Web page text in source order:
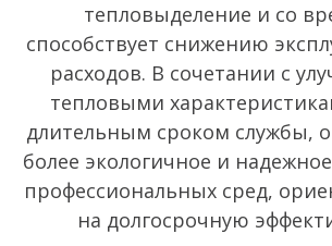
тепловыделение и со
способствует снижению
расходов. В сочетании с
тепловыми
длительным сроком службы,
более экологичное и
профессиональных сред,
на долгосрочную